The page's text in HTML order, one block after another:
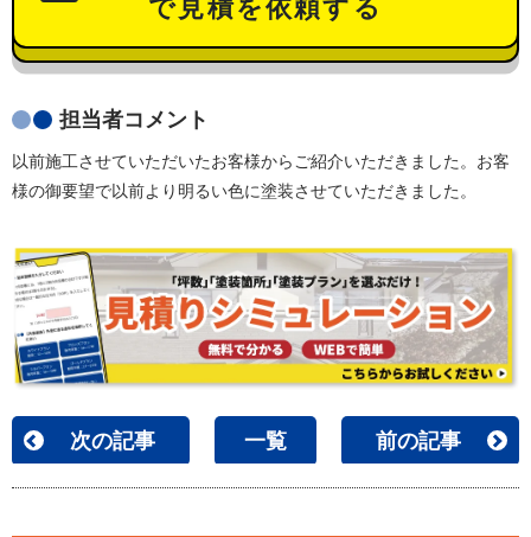
で見積を依頼する
担当者コメント
以前施工させていただいたお客様からご紹介いただきました。お客
様の御要望で以前より明るい色に塗装させていただきました。
次の記事 一覧 前の記事